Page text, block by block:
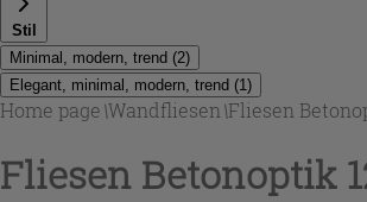
Stil
Minimal, modern, trend (2)
Elegant, minimal, modern, trend (1)
Home page\Wandfliesen \Fliesen
Fliesen Betonoptik